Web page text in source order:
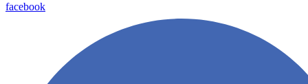
facebook